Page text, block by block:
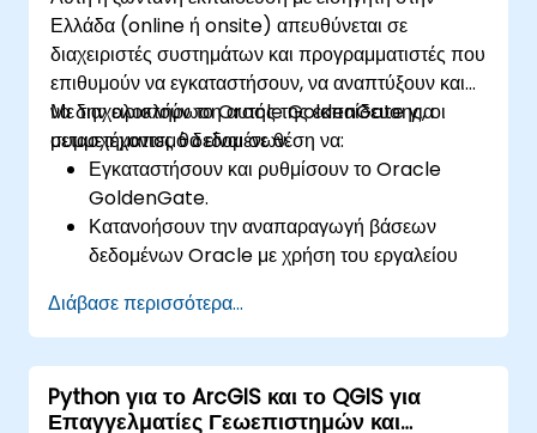
Ελλάδα (online ή onsite) απευθύνεται σε
διαχειριστές συστημάτων και προγραμματιστές που
επιθυμούν να εγκαταστήσουν, να αναπτύξουν και
να διαχειριστούν το Oracle GoldenGate για
μετασχηματισμό δεδομένων.
Με την ολοκλήρωση αυτής της εκπαίδευσης, οι
συμμετέχοντες θα είναι σε θέση να:
Εγκαταστήσουν και ρυθμίσουν το Oracle
GoldenGate.
Κατανοήσουν την αναπαραγωγή βάσεων
δεδομένων Oracle με χρήση του εργαλείου
Κατανοήσουν την αρχιτεκτονική του Oracle
GoldenGate.
Ρυθμίσουν και εκτελέσουν αναπαραγωγή και
μετεγκατάσταση βάσεων δεδομένων.
Βελτιστοποιήσουν την απόδοση του Oracle
Διάβασε περισσότερα...
Python για το ArcGIS και το QGIS για
Επαγγελματίες Γεωεπιστημών και